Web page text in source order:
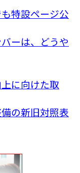
特設ページ公
ーは、どうや
に向けた取
の新旧対照表